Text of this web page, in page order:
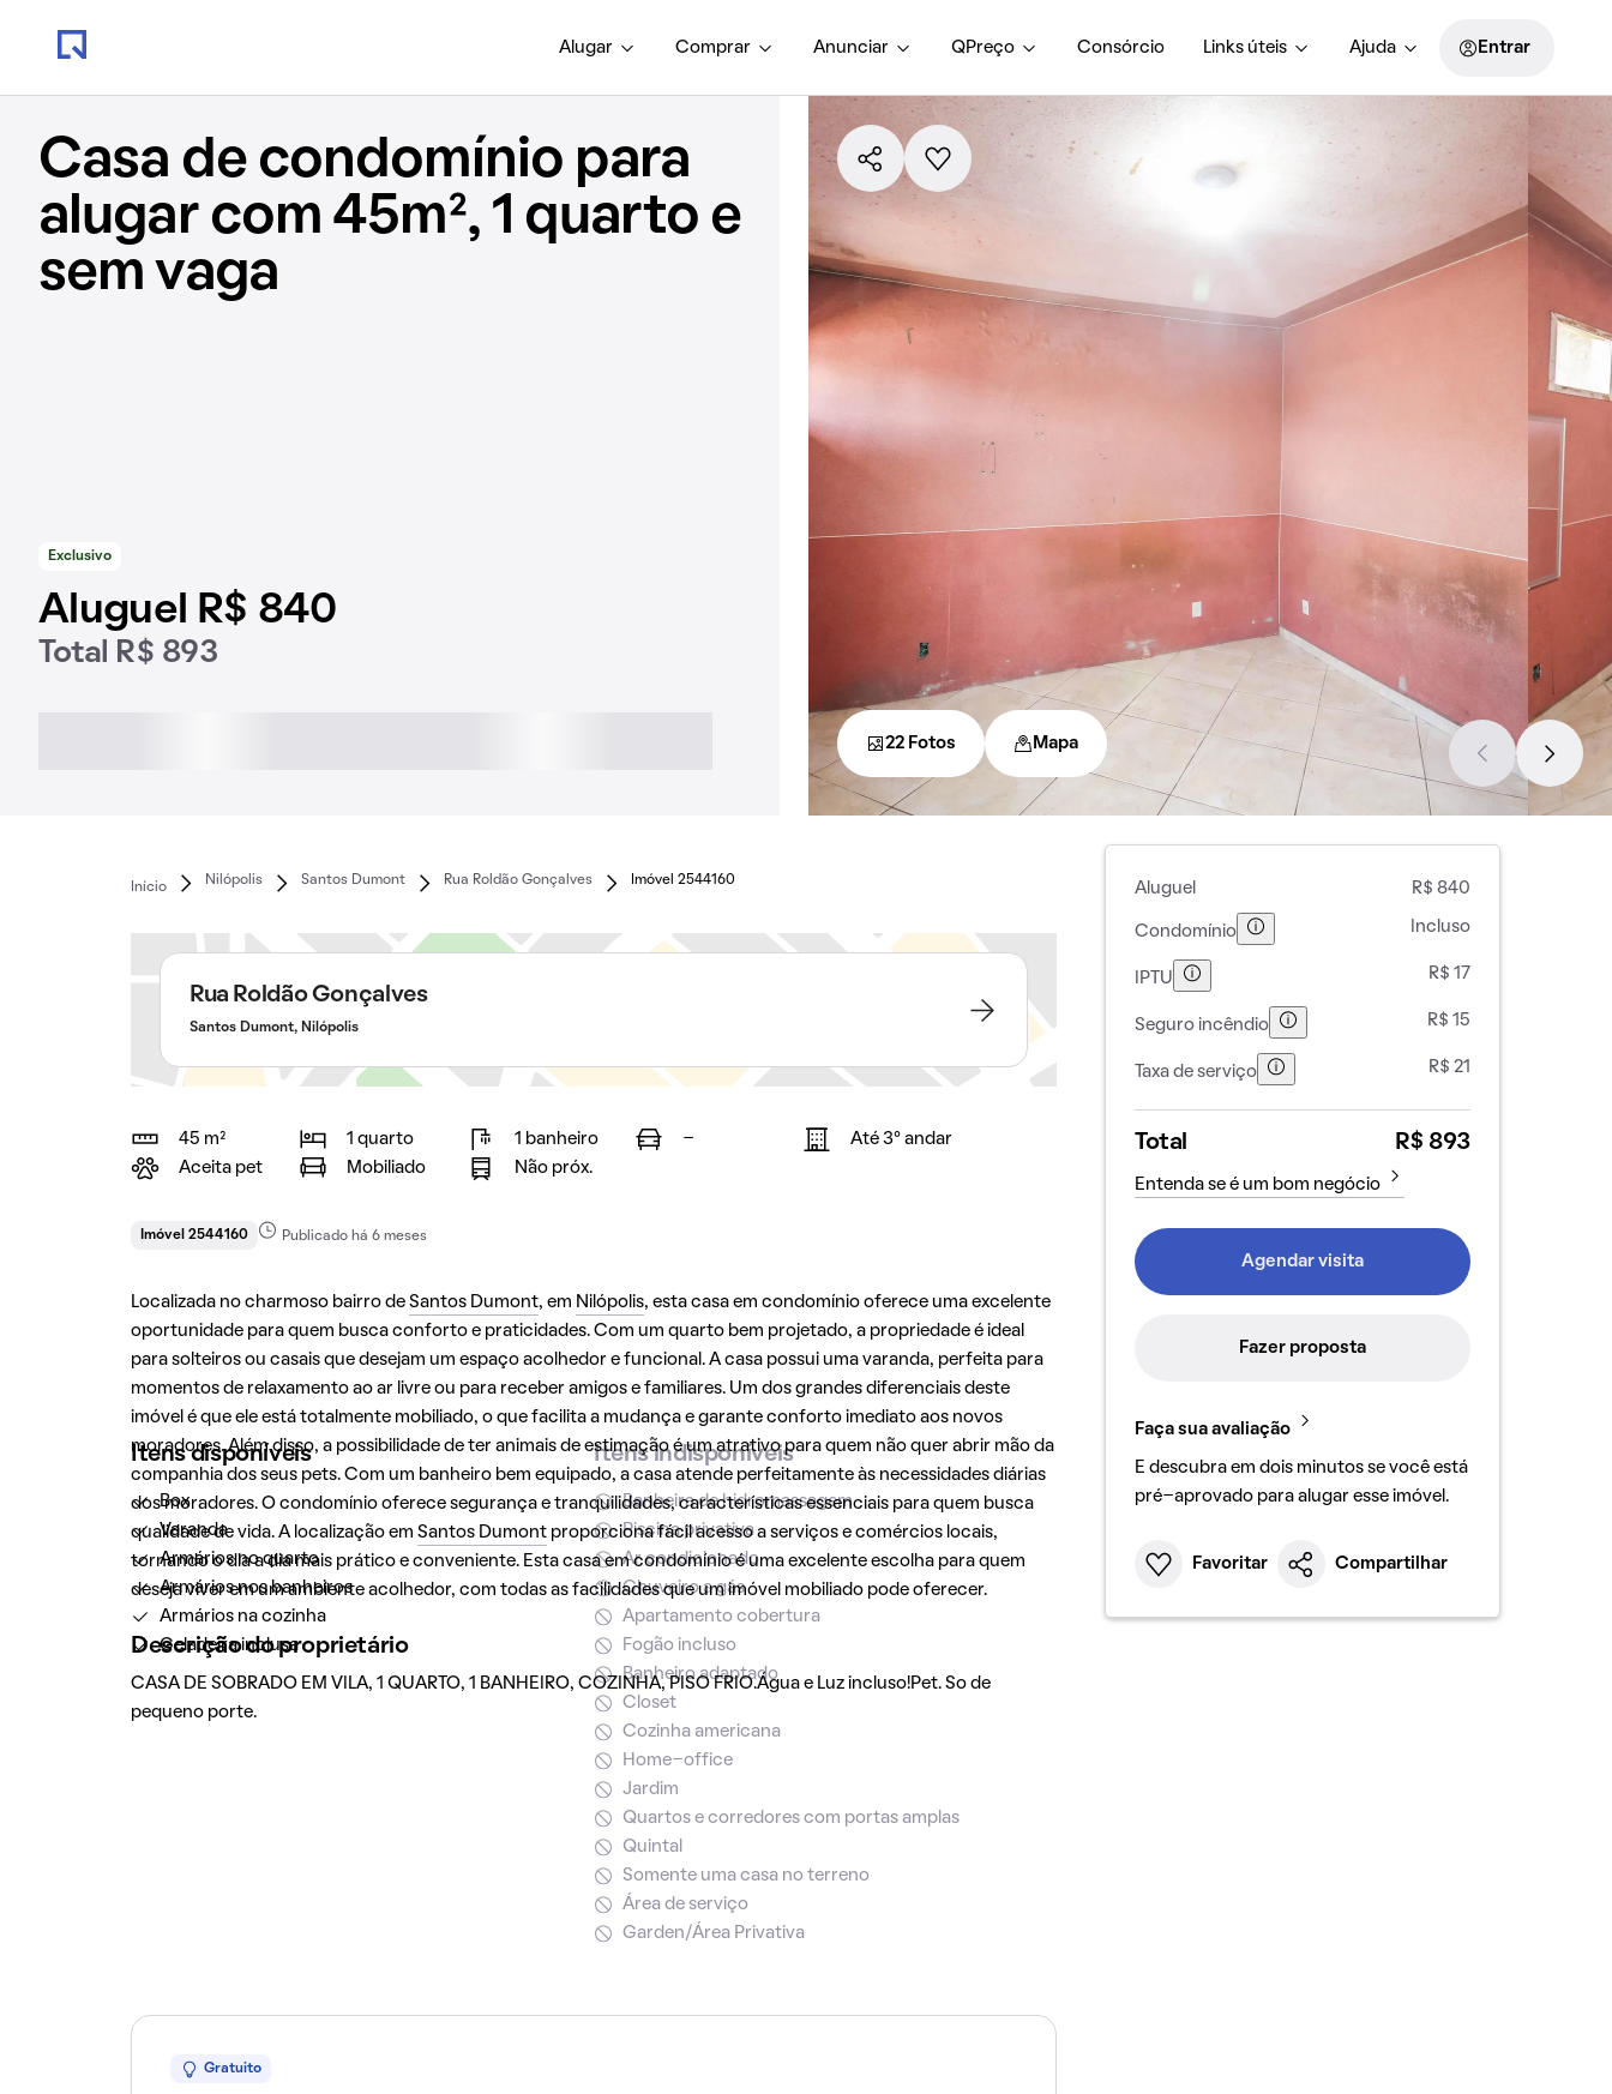
Alugar Comprar Anunciar QPreço Consórcio Links úteis Ajuda Entrar
Casa de condomínio para
alugar com 45m², 1 quarto e
sem vaga
Exclusivo
Aluguel R$ 840
Total R$ 893
22 Fotos Mapa
Início
Nilópolis Santos Dumont Rua Roldão Gonçalves Imóvel 2544160
Rua Roldão Gonçalves
Santos Dumont, Nilópolis
45 m² 1 quarto 1 banheiro -
Até 3° andar
Aceita pet
Mobiliado Não próx.
Imóvel 2544160 Publicado há 6 meses
Localizada no charmoso bairro de Santos Dumont, em Nilópolis, esta casa em condomínio oferece uma excelente
oportunidade para quem busca conforto e praticidades. Com um quarto bem projetado, a propriedade é ideal
para solteiros ou casais que desejam um espaço acolhedor e funcional. A casa possui uma varanda, perfeita para
momentos de relaxamento ao ar livre ou para receber amigos e familiares. Um dos grandes diferenciais deste
imóvel é que ele está totalmente mobiliado, o que facilita a mudança e garante conforto imediato aos novos
moradores. Além disso, a possibilidade de ter animais de estimação é um atrativo para quem não quer abrir mão da
companhia dos seus pets. Com um banheiro bem equipado, a casa atende perfeitamente às necessidades diárias
dos moradores. O condomínio oferece segurança e tranquilidades, características essenciais para quem busca
qualidade de vida. A localização em Santos Dumontproporciona fácil acesso a serviços e comércios locais,
tornando o dia a dia mais prático e conveniente. Esta casa em condomínio é uma excelente escolha para quem
deseja viver em um ambiente acolhedor, com todas as facilidades que um imóvel mobiliado pode oferecer.
Descrição do proprietário
CASA DE SOBRADO EM VILA, 1 QUARTO, 1 BANHEIRO, COZINHA, PISO FRIO.Água e Luz incluso!Pet. So de
pequeno porte.
Itens disponíveis
Box
Varanda
Armários no quarto
Armários nos banheiros
Armários na cozinha
Geladeira inclusa
Itens indisponíveis
Banheira de hidromassagem
Piscina privativa
Ar condicionado
Chuveiro a gás
Apartamento cobertura
Fogão incluso
Banheiro adaptado
Closet
Cozinha americana
Home-office
Jardim
Quartos e corredores com portas amplas
Quintal
Somente uma casa no terreno
Área de serviço
Garden/Área Privativa
Gratuito
Aluguel R$ 840
Condomínio Incluso
IPTU R$ 17
Seguro incêndio R$ 15
Taxa de serviço R$ 21
Total R$ 893
Entenda se é um bom negócio
Agendar visita
Fazer proposta
Faça sua avaliação
E descubra em dois minutos se você está
pré-aprovado para alugar esse imóvel.
Favoritar Compartilhar